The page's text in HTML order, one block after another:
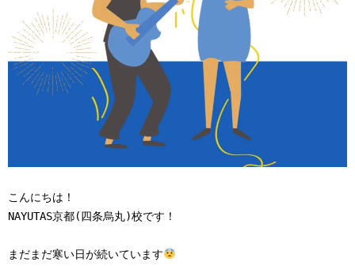
こんにちは！
NAYUTAS京都(四条烏丸)校です！
まだまだ寒い日が続いています